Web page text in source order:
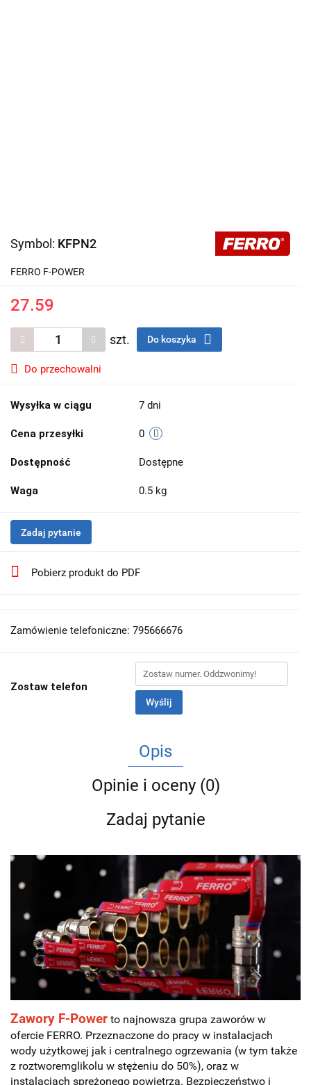
Symbol: KFPN2
FERRO F-POWER
27.59
szt. Do koszyka
Do przechowalni
Wysyłka w ciągu 7 dni
Cena przesyłki 0
Dostępność Dostępne
Waga 0.5 kg
Zadaj pytanie
Pobierz produkt do PDF
Zamówienie telefoniczne: 795666676
Zostaw telefon
Wyślij
Opis
Opinie i oceny (0)
Zadaj pytanie
Zawory F-Power to najnowsza grupa zaworów w
ofercie FERRO. Przeznaczone do pracy w instalacjach
wody użytkowej jak i centralnego ogrzewania (w tym także
z roztworemglikolu w stężeniu do 50%), oraz w
instalacjach sprężonego powietrza. Bezpieczeństwo i